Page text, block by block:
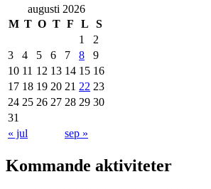
augusti 2026
M T O T F L
S
1
2
3
4 5 6 7 8
9
10 11 12 13 14 15 16
17 18 19 20 21 22 23
24 25 26 27 28 29 30
31
« jul
sep »
Kommande aktiviteter